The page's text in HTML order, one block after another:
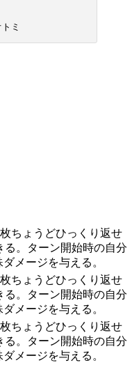
ミ
ちょうどひっくり返せ
る。ターン開始時の自分
メージを与える。
ちょうどひっくり返せ
る。ターン開始時の自分
メージを与える。
ちょうどひっくり返せ
る。ターン開始時の自分
メージを与える。